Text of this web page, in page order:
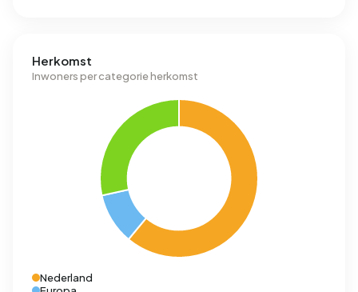
Herkomst
Inwoners per categorie herkomst
Nederland